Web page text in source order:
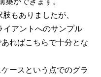
もありましたが、
アントへのサンプル
ればこちらで十分とな
ースという点でのグラ